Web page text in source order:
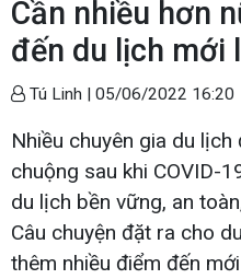
Cần nhiều hơn
đến du lịch mới
Tú Linh | 05/06/2022 16:20
Nhiều chuyên gia du
chuộng sau khi COVID-
du lịch bền vững, an
Câu chuyện đặt ra cho
thêm nhiều điểm đến